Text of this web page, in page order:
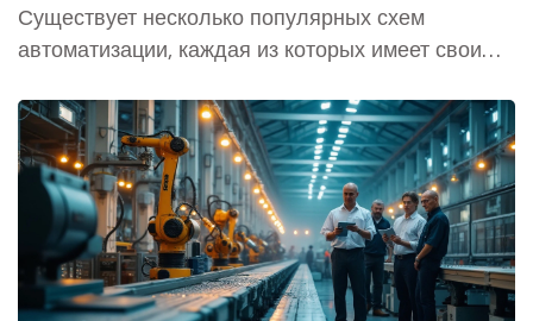
Существует несколько популярных схем
автоматизации, каждая из которых имеет свои
подробно рассматриваются управляемые
программы, PLC-системы, роботизацию и
SCADA-системы. Эти знания помогут выбрать
оптимальную схему для конкретных нужд
производства.